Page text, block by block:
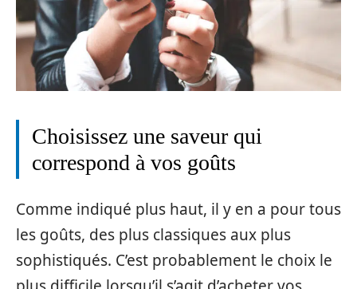
Choisissez une saveur qui
correspond à vos goûts
Comme indiqué plus haut, il y en a pour tous
les goûts, des plus classiques aux plus
sophistiqués. C’est probablement le choix le